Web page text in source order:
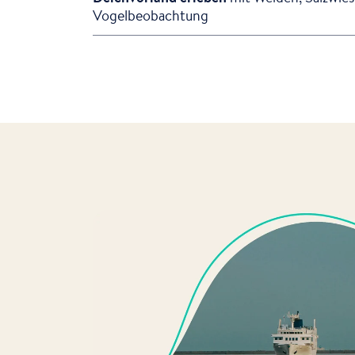
Vogelbeobachtung